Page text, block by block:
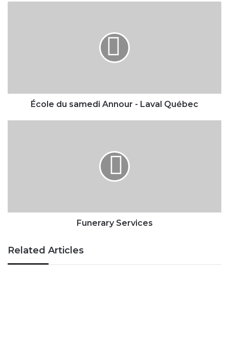
École du samedi Annour - Laval Québec
Funerary Services
Related Articles